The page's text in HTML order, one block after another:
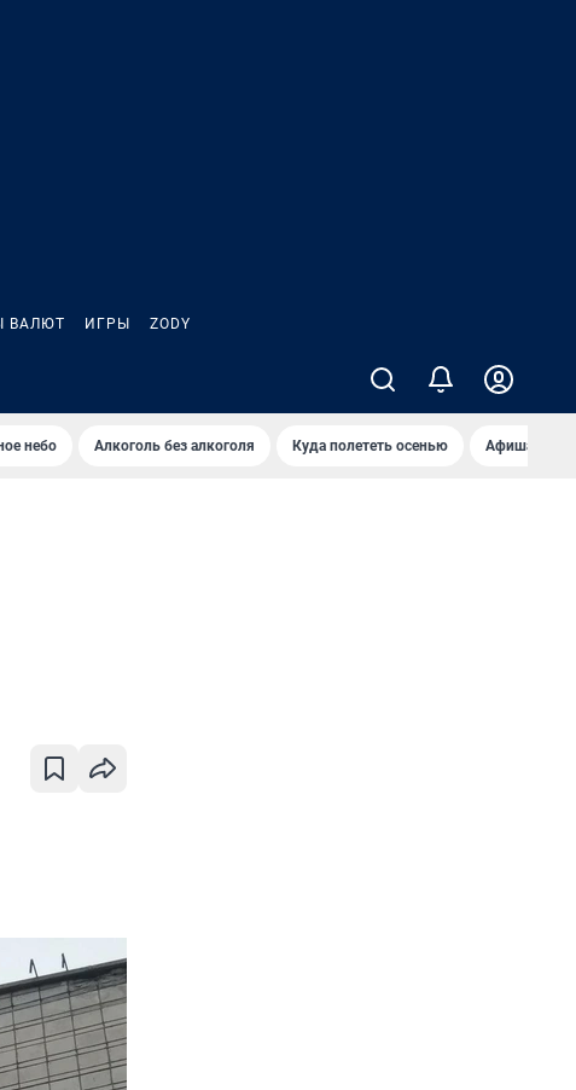
ВАЛЮТ ИГРЫ ZODY
небо Алкоголь без алкоголя Куда полететь осенью Афиша на